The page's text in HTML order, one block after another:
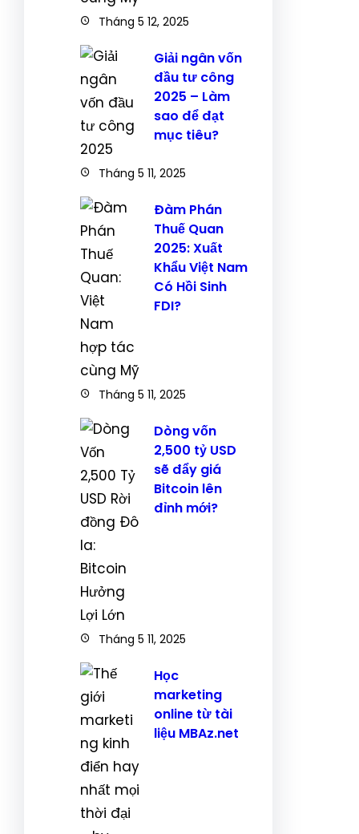
Tháng 5 12, 2025
Giải ngân vốn
đầu tư công
2025 – Làm
sao để đạt
mục tiêu?
Tháng 5 11, 2025
Đàm Phán
Thuế Quan
2025: Xuất
Khẩu Việt Nam
Có Hồi Sinh
FDI?
Tháng 5 11, 2025
Dòng vốn
2,500 tỷ USD
sẽ đẩy giá
Bitcoin lên
đỉnh mới?
Tháng 5 11, 2025
Học
marketing
online từ tài
liệu MBAz.net